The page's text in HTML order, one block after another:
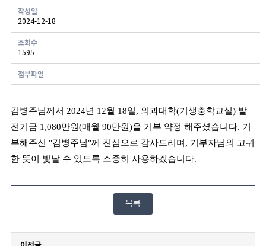
작성일
2024-12-18
조회수
1595
첨부파일
김병주님께서 2024년 12월 18일, 의과대학(기생충학교실) 발
전기금 1,080만원(매월 90만원)을 기부 약정 해주셨습니다. 기
부해주신 "김병주님"께 진심으로 감사드리며, 기부자님의 고귀
한 뜻이 빛날 수 있도록 소중히 사용하겠습니다.
목록